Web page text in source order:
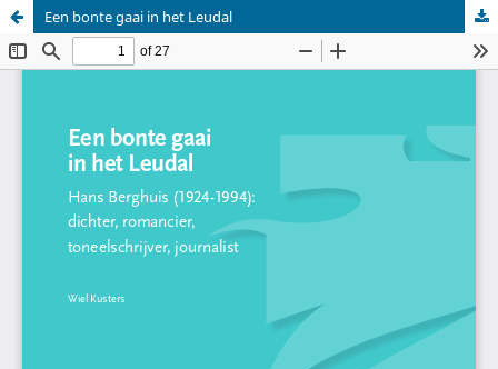
Een bonte gaai in het Leudal